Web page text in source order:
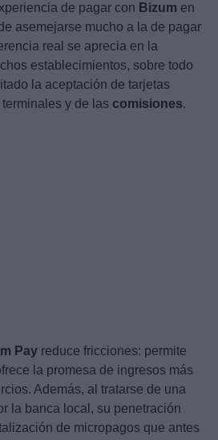
de pagar con Bizum en
asemejarse mucho a la de pagar
real se aprecia en la
establecimientos, sobre todo
la aceptación de tarjetas
y de las comisiones.
Pay reduce fricciones: permite
la promesa de ingresos más
Además, al tratarse de una
la banca local, su penetración
de micropagos que antes